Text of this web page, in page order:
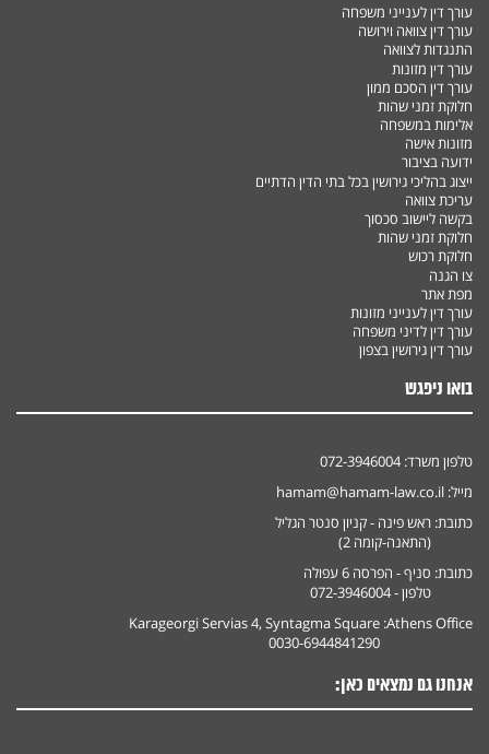
עורך דין לענייני משפחה
עורך דין צוואה וירושה
התנגדות לצוואה
עורך דין מזונות
עורך דין הסכם ממון
חלוקת זמני שהות
אלימות במשפחה
מזונות אישה
ידועה בציבור
ייצוג בהליכי גירושין בכל בתי הדין הדתיים
עריכת צוואה
בקשה ליישוב סכסוך
חלוקת זמני שהות
חלוקת רכוש
צו הגנה
מפת אתר
עורך דין לענייני מזונות
עורך דין לדיני משפחה
עורך דין גירושין בצפון
בואו ניפגש
טלפון משרד: 072-3946004
מייל: hamam@hamam-law.co.il
כתובת: ראש פינה - קניון סנטר הגליל
(התאנה-קומה 2)
כתובת: סניף - הפרסה 6 עפולה
טלפון - 072-3946004
Athens Office:
Karageorgi Servias 4, Syntagma Square
0030-6944841290
אנחנו גם נמצאים כאן: